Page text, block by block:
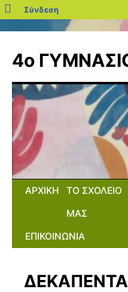
blogs.sch.gr
Σύνδεση
περιεχόμενο
4ο
ΑΡΧΙΚΗ
ΤΟ ΣΧΟΛΕΙΟ
ΜΑΣ
ΕΠΙΚΟΙΝΩΝΙΑ